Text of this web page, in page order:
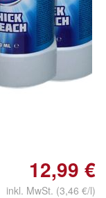
12,99 €
inkl. MwSt. (3,46 €/l)